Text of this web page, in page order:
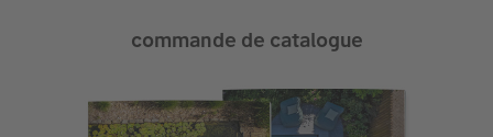
commande de catalogue